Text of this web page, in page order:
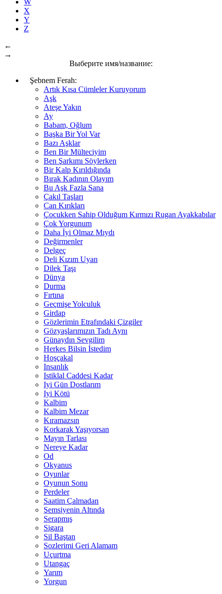
X
Y
Z
←
→
Выберите имя/название:
Şebnem Ferah:
Artık Kısa Cümleler Kuruyorum
Aşk
Ateşe Yakın
Ay
Babam, Oğlum
Başka Bir Yol Var
Bazı Aşklar
Ben Bir Mülteciyim
Ben Şarkımı Söylerken
Bir Kalp Kırıldığında
Bırak Kadının Olayım
Bu Aşk Fazla Sana
Çakıl Taşları
Can Kırıkları
Çocukken Sahip Olduğum Kırmızı Rugan Ayakkabılar
Çok Yorgunum
Daha İyi Olmaz Mıydı
Değirmenler
Delgeç
Deli Kızım Uyan
Dilek Taşı
Dünya
Durma
Fırtına
Geçmişe Yolculuk
Girdap
Gözlerimin Etrafındaki Çizgiler
Gözyaşlarımızın Tadı Aynı
Günaydın Sevgilim
Herkes Bilsin İstedim
Hoşçakal
Insanlık
Istiklal Caddesi Kadar
Iyi Gün Dostlarım
Iyi Kötü
Kalbim
Kalbim Mezar
Kıramazsın
Korkarak Yaşıyorsan
Mayın Tarlası
Nereye Kadar
Od
Okyanus
Oyunlar
Oyunun Sonu
Perdeler
Saatim Çalmadan
Şemsiyenin Altında
Serapmış
Sigara
Sil Baştan
Sozlerimi Geri Alamam
Uçurtma
Utangaç
Yarım
Yorgun